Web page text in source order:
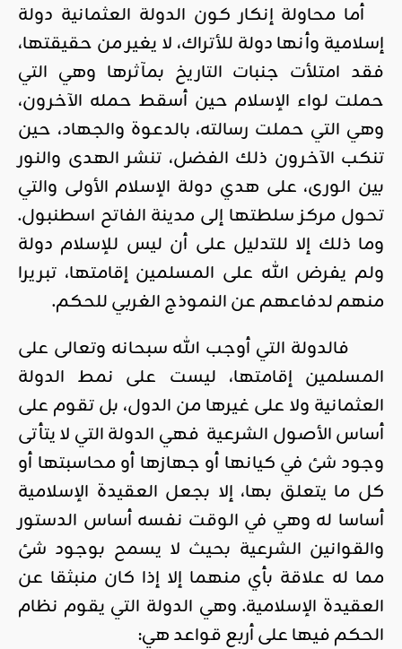
أما محاولة إنكار كون الدولة العثمانية دولة
إسلامية وأنها دولة للأتراك، لا يغير من حقيقتها،
فقد امتلأت جنبات التاريخ بمآثرها وهي التي
حملت لواء الإسلام حين أسقط حمله الآخرون،
وهي التي حملت رسالته، بالدعوة والجهاد، حين
تنكب الآخرون ذلك الفضل، تنشر الهدى والنور
بين الورى، على هدي دولة الإسلام الأولى والتي
تحول مركز سلطتها إلى مدينة الفاتح اسطنبول.
وما ذلك إلا للتدليل على أن ليس للإسلام دولة
ولم يفرض الله على المسلمين إقامتها، تبريرا
منهم لدفاعهم عن النموذج الغربي للحكم.
فالدولة التي أوجب الله سبحانه وتعالى على
المسلمين إقامتها، ليست على نمط الدولة
العثمانية ولا على غيرها من الدول، بل تقوم على
أساس الأصول الشرعية فهي الدولة التي لا يتأتى
وجود شئ في كيانها أو جهازها أو محاسبتها أو
كل ما يتعلق بها، إلا بجعل العقيدة الإسلامية
أساسا له وهي في الوقت نفسه أساس الدستور
والقوانين الشرعية بحيث لا يسمح بوجود شئ
مما له علاقة بأي منهما إلا إذا كان منبثقا عن
العقيدة الإسلامية. وهي الدولة التي يقوم نظام
الحكم فيها على أربع قواعد هي: